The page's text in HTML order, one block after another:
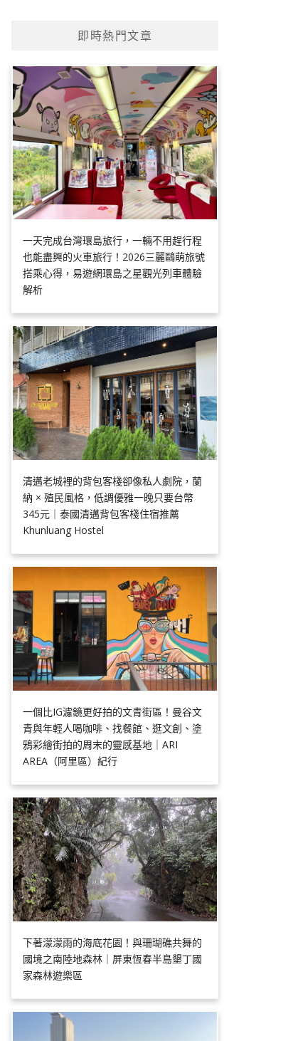
即時熱門文章
一天完成台灣環島旅行，一輛不用趕行程
也能盡興的火車旅行！2026三麗鷗萌旅號
搭乘心得，易遊網環島之星觀光列車體驗
解析
清邁老城裡的背包客棧卻像私人劇院，蘭
納 × 殖民風格，低調優雅一晚只要台幣
345元｜泰國清邁背包客棧住宿推薦
Khunluang Hostel
一個比IG濾鏡更好拍的文青街區！曼谷文
青與年輕人喝咖啡、找餐館、逛文創、塗
鴉彩繪街拍的周末的靈感基地｜ARI
AREA（阿里區）紀行
下著濛濛雨的海底花園！與珊瑚礁共舞的
國境之南陸地森林｜屏東恆春半島墾丁國
家森林遊樂區